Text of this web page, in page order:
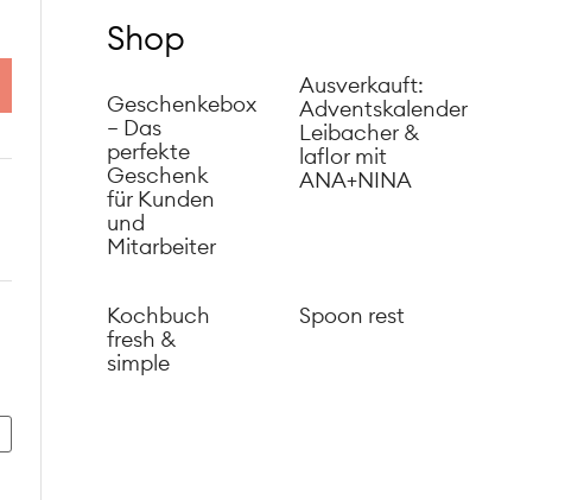
Shop
Geschenkebox
– Das
perfekte
Geschenk
für Kunden
und
Mitarbeiter
Ausverkauft:
Adventskalender
Leibacher &
laflor mit
ANA+NINA
Kochbuch
fresh &
simple
Spoon rest